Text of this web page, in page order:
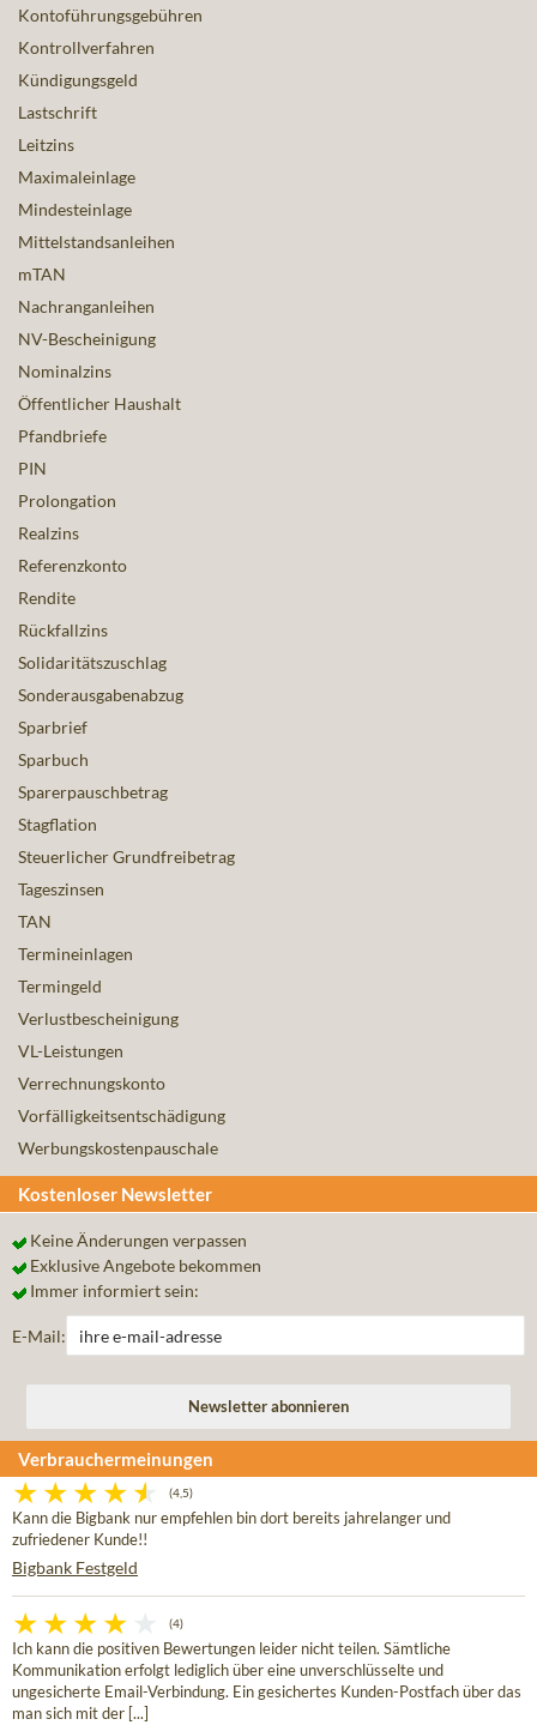
Kontoführungsgebühren
Kontrollverfahren
Kündigungsgeld
Lastschrift
Leitzins
Maximaleinlage
Mindesteinlage
Mittelstandsanleihen
mTAN
Nachranganleihen
NV-Bescheinigung
Nominalzins
Öffentlicher Haushalt
Pfandbriefe
PIN
Prolongation
Realzins
Referenzkonto
Rendite
Rückfallzins
Solidaritätszuschlag
Sonderausgabenabzug
Sparbrief
Sparbuch
Sparerpauschbetrag
Stagflation
Steuerlicher Grundfreibetrag
Tageszinsen
TAN
Termineinlagen
Termingeld
Verlustbescheinigung
VL-Leistungen
Verrechnungskonto
Vorfälligkeitsentschädigung
Werbungskostenpauschale
Kostenloser Newsletter
Keine Änderungen verpassen
Exklusive Angebote bekommen
Immer informiert sein:
E-Mail:
Verbrauchermeinungen
(4,5)
Kann die Bigbank nur empfehlen bin dort bereits jahrelanger und
zufriedener Kunde!!
Bigbank Festgeld
(4)
Ich kann die positiven Bewertungen leider nicht teilen. Sämtliche
Kommunikation erfolgt lediglich über eine unverschlüsselte und
ungesicherte Email-Verbindung. Ein gesichertes Kunden-Postfach über das
man sich mit der [...]